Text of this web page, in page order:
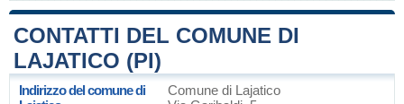
CONTATTI DEL COMUNE DI
LAJATICO (PI)
Indirizzo del comune di
Comune di Lajatico